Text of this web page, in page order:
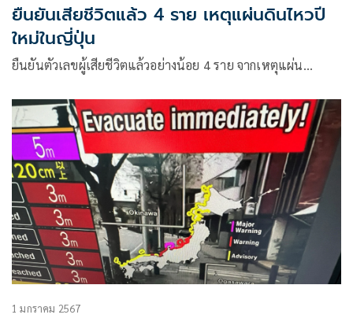
ยืนยันเสียชีวิตแล้ว 4 ราย เหตุแผ่นดินไหวปี
ใหม่ในญี่ปุ่น
ยืนยันตัวเลขผู้เสียชีวิตแล้วอย่างน้อย 4 ราย จากเหตุแผ่น…
1 มกราคม 2567